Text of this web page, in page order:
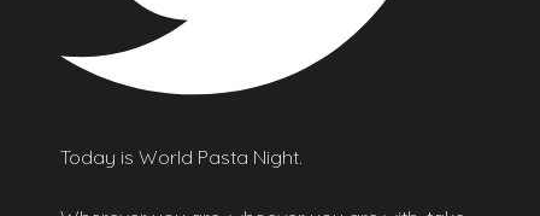
Today is World Pasta Night.